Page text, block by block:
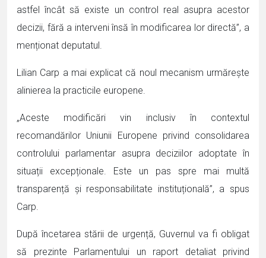
astfel încât să existe un control real asupra acestor
decizii, fără a interveni însă în modificarea lor directă”, a
menționat deputatul.
Lilian Carp a mai explicat că noul mecanism urmărește
alinierea la practicile europene.
„Aceste modificări vin inclusiv în contextul
recomandărilor Uniunii Europene privind consolidarea
controlului parlamentar asupra deciziilor adoptate în
situații excepționale. Este un pas spre mai multă
transparență și responsabilitate instituțională”, a spus
Carp.
După încetarea stării de urgență, Guvernul va fi obligat
să prezinte Parlamentului un raport detaliat privind